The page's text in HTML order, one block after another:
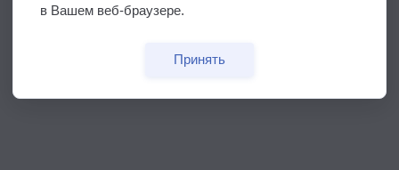
в Вашем веб-браузере.
Принять